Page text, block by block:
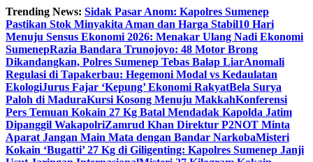
Skip
to
content
Trending News: Sidak Pasar Anom: Kapolres Sumenep
Pastikan Stok Minyakita Aman dan Harga Stabil10 Hari
Menuju Sensus Ekonomi 2026: Menakar Ulang Nadi Ekonomi
SumenepRazia Bandara Trunojoyo: 48 Motor Brong
Dikandangkan, Polres Sumenep Tebas Balap LiarAnomali
Regulasi di Tapakerbau: Hegemoni Modal vs Kedaulatan
EkologiJurus Fajar ‘Kepung’ Ekonomi RakyatBela Surya
Paloh di MaduraKursi Kosong Menuju MakkahKonferensi
Pers Temuan Kokain 27 Kg Batal Mendadak Kapolda Jatim
Dipanggil WakapolriZamrud Khan Direktur P2NOT Minta
Aparat Jangan Main Mata dengan Bandar NarkobaMisteri
Kokain ‘Bugatti’ 27 Kg di Giligenting: Kapolres Sumenep Janji